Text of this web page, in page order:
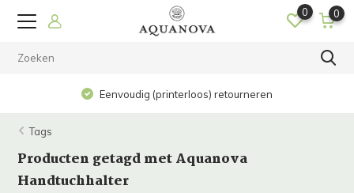
0 0
Eenvoudig (printerloos) retourneren
Tags
Producten getagd met Aquanova
Handtuchhalter